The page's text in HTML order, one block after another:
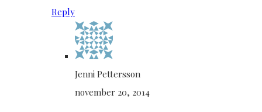
Reply
Jenni Pettersson
november 20, 2014